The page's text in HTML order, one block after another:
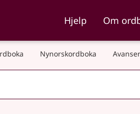
Hjelp Om
Nynorskordboka